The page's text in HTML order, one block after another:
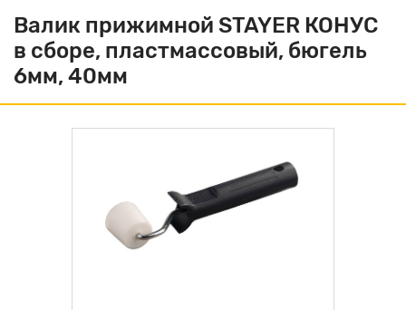
Валик прижимной STAYER КОНУС
в сборе, пластмассовый, бюгель
6мм, 40мм